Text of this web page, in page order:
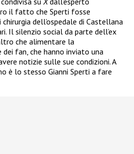
il fatto che Sperti fosse
dell’ospedale di Castellana
Il silenzio social da parte dell’ex
che alimentare la
fan, che hanno inviato una
notizie sulle sue condizioni. A
è lo stesso Gianni Sperti a fare